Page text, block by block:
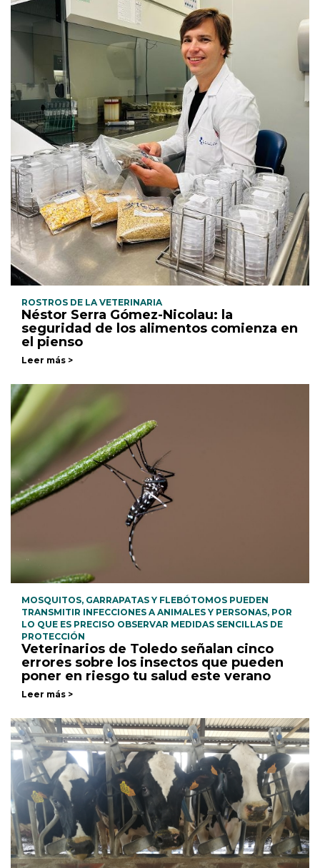
ROSTROS DE LA VETERINARIA
Néstor Serra Gómez-Nicolau: la
seguridad de los alimentos comienza en
el pienso
Leer más >
MOSQUITOS, GARRAPATAS Y FLEBÓTOMOS PUEDEN
TRANSMITIR INFECCIONES A ANIMALES Y PERSONAS, POR
LO QUE ES PRECISO OBSERVAR MEDIDAS SENCILLAS DE
PROTECCIÓN
Veterinarios de Toledo señalan cinco
errores sobre los insectos que pueden
poner en riesgo tu salud este verano
Leer más >